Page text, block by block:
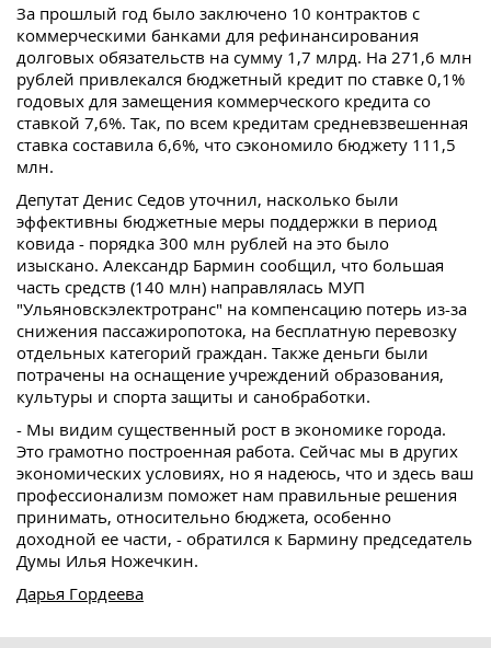
За прошлый год было заключено 10 контрактов с
коммерческими банками для рефинансирования
долговых обязательств на сумму 1,7 млрд. На 271,6 млн
рублей привлекался бюджетный кредит по ставке 0,1%
годовых для замещения коммерческого кредита со
ставкой 7,6%. Так, по всем кредитам средневзвешенная
ставка составила 6,6%, что сэкономило бюджету 111,5
млн.
Депутат Денис Седов уточнил, насколько были
эффективны бюджетные меры поддержки в период
ковида - порядка 300 млн рублей на это было
изыскано. Александр Бармин сообщил, что большая
часть средств (140 млн) направлялась МУП
"Ульяновскэлектротранс" на компенсацию потерь из-за
снижения пассажиропотока, на бесплатную перевозку
отдельных категорий граждан. Также деньги были
потрачены на оснащение учреждений образования,
культуры и спорта защиты и санобработки.
- Мы видим существенный рост в экономике города.
Это грамотно построенная работа. Сейчас мы в других
экономических условиях, но я надеюсь, что и здесь ваш
профессионализм поможет нам правильные решения
принимать, относительно бюджета, особенно
доходной ее части, - обратился к Бармину председатель
Думы Илья Ножечкин.
Дарья Гордеева